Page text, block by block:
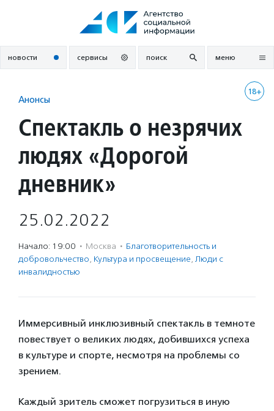
новости сервисы поиск меню
18+
Анонсы
Спектакль о незрячих
людях «Дорогой
дневник»
25.02.2022
Начало: 19:00 · Москва · Благотвори­тель­ность и
доброволь­чест­во, Культура и просвещение, Люди с
инвалидностью
Иммерсивный инклюзивный спектакль в темноте
повествует о великих людях, добившихся успеха
в культуре и спорте, несмотря на проблемы со
зрением.
Каждый зритель сможет погрузиться в иную